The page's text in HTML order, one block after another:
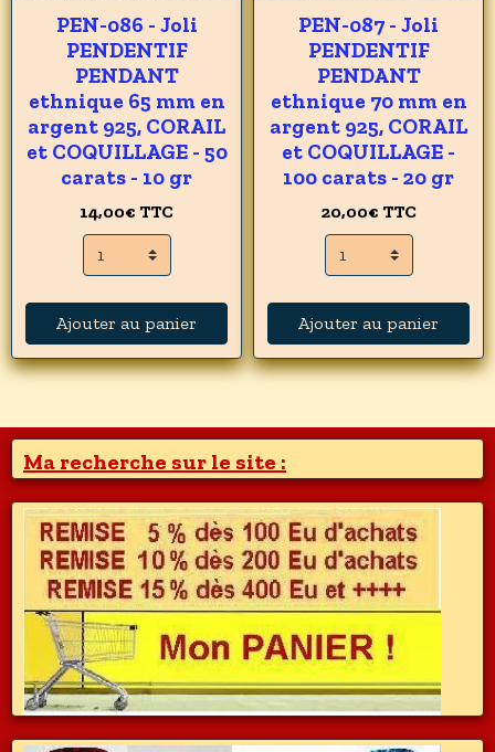
PEN-086 - Joli
PENDENTIF
PENDANT
ethnique 65 mm en
argent 925, CORAIL
et COQUILLAGE - 50
carats - 10 gr
14,00€ TTC
Ajouter au panier
PEN-087 - Joli
PENDENTIF
PENDANT
ethnique 70 mm en
argent 925, CORAIL
et COQUILLAGE -
100 carats - 20 gr
20,00€ TTC
Ajouter au panier
Ma recherche sur le site :